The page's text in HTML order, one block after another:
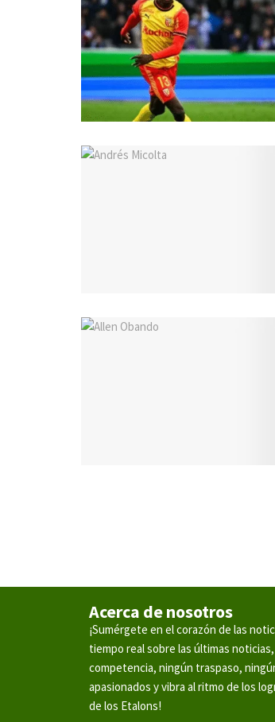
Acerca de nosotros
¡Sumérgete en el corazón de las
tiempo real sobre las últimas
competencia, ningún traspaso,
apasionados y vibra al ritmo de los
de los Etalons!